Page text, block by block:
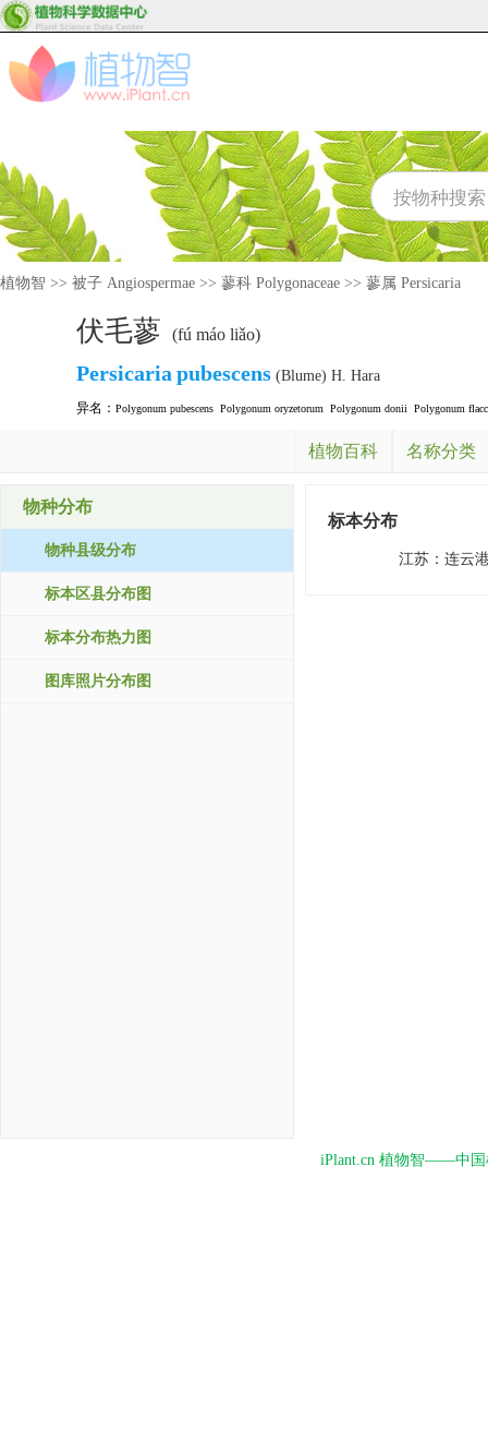
植物智 >> 被子 Angiospermae >> 蓼科 Polygonaceae >> 蓼属 Persicaria
伏毛蓼 (fú máo liǎo)
Persicaria pubescens (Blume) H. Hara
异名： Polygonum pubescens Polygonum oryzetorum Polygonum donii Polygonum
植物百科 名称分类
物种分布
物种县级分布
标本区县分布图
标本分布热力图
图库照片分布图
标本分布
江苏： 连云
iPlant.cn 植物智——中国